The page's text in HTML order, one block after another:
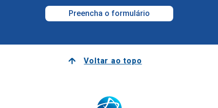
Preencha o formulário
Voltar ao topo